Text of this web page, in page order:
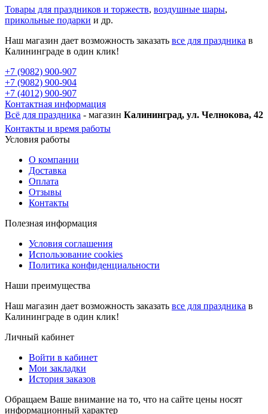
Товары для праздников и торжеств, воздушные шары,
прикольные подарки и др.
Наш магазин дает возможность заказать все для праздника в
Калининграде в один клик!
+7 (9082) 900-907
+7 (9082) 900-904
+7 (4012) 900-907
Контактная информация
Всё для праздника - магазин Калининград, ул. Челнокова, 42
Контакты и время работы
Условия работы
О компании
Доставка
Оплата
Отзывы
Контакты
Полезная информация
Условия соглашения
Использование cookies
Политика конфиденциальности
Наши преимущества
Наш магазин дает возможность заказать все для праздника в
Калининграде в один клик!
Личный кабинет
Войти в кабинет
Мои закладки
История заказов
Обращаем Ваше внимание на то, что на сайте цены носят
информационный характер